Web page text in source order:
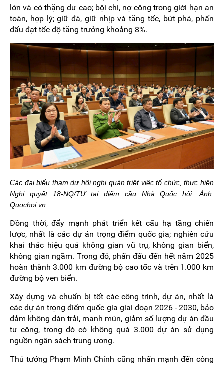
lớn và có thặng dư cao; bội chi, nợ công trong giới hạn an
toàn, hợp lý; giữ đà, giữ nhịp và tăng tốc, bứt phá, phấn
đấu đạt tốc độ tăng trưởng khoảng 8%.
Các đại biểu tham dự hội nghị quán triệt việc tổ chức, thực hiện
Nghị quyết 18-NQ/TƯ tại điểm cầu Nhà Quốc hội. Ảnh:
Quochoi.vn
Đồng thời, đẩy mạnh phát triển kết cấu hạ tầng chiến
lược, nhất là các dự án trọng điểm quốc gia; nghiên cứu
khai thác hiệu quả không gian vũ trụ, không gian biển,
không gian ngầm. Trong đó, phấn đấu đến hết năm 2025
hoàn thành 3.000 km đường bộ cao tốc và trên 1.000 km
đường bộ ven biển.
Xây dựng và chuẩn bị tốt các công trình, dự án, nhất là
các dự án trọng điểm quốc gia giai đoạn 2026 - 2030, bảo
đảm không dàn trải, manh mún, giảm số lượng dự án đầu
tư công, trong đó có không quá 3.000 dự án sử dụng
nguồn ngân sách trung ương.
Thủ tướng Phạm Minh Chính cũng nhấn mạnh đến công